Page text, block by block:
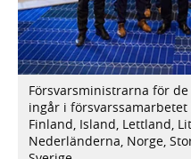
Försvarsministrarna för
ingår i försvarssamarbetet
Finland, Island, Lettland,
Nederländerna, Norge,
Föregående